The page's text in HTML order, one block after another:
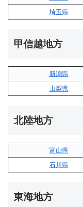
埼玉県
甲信越地方
新潟県
山梨県
北陸地方
富山県
石川県
東海地方